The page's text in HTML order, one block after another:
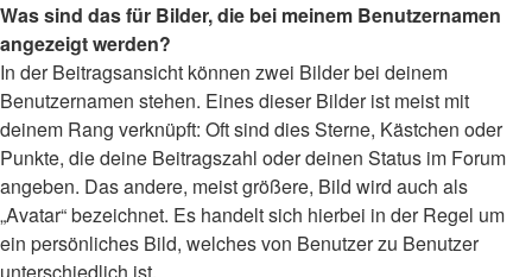
Was sind das für Bilder, die bei meinem Benutzernamen
angezeigt werden?
In der Beitragsansicht können zwei Bilder bei deinem
Benutzernamen stehen. Eines dieser Bilder ist meist mit
deinem Rang verknüpft: Oft sind dies Sterne, Kästchen oder
Punkte, die deine Beitragszahl oder deinen Status im Forum
angeben. Das andere, meist größere, Bild wird auch als
„Avatar“ bezeichnet. Es handelt sich hierbei in der Regel um
ein persönliches Bild, welches von Benutzer zu Benutzer